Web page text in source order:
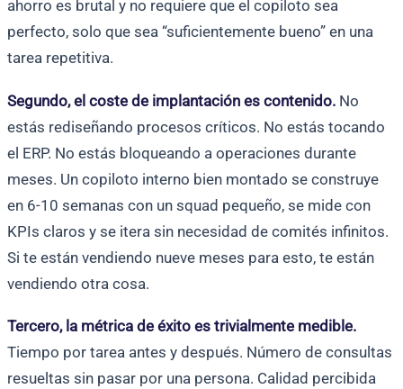
ahorro es brutal y no requiere que el copiloto sea
perfecto, solo que sea “suficientemente bueno” en una
tarea repetitiva.
Segundo, el coste de implantación es contenido. No
estás rediseñando procesos críticos. No estás tocando
el ERP. No estás bloqueando a operaciones durante
meses. Un copiloto interno bien montado se construye
en 6-10 semanas con un squad pequeño, se mide con
KPIs claros y se itera sin necesidad de comités infinitos.
Si te están vendiendo nueve meses para esto, te están
vendiendo otra cosa.
Tercero, la métrica de éxito es trivialmente medible.
Tiempo por tarea antes y después. Número de consultas
resueltas sin pasar por una persona. Calidad percibida